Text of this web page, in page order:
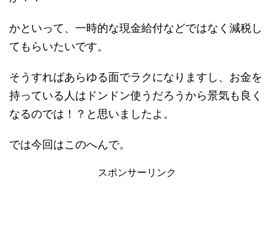
かといって、一時的な現金給付などではなく減税し
てもらいたいです。
そうすればあらゆる面でラクになりますし、お金を
持っている人はドンドン使うだろうから景気も良く
なるのでは！？と思いましたよ。
では今回はこのへんで。
スポンサーリンク